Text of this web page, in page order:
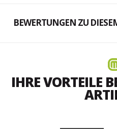
BEWERTUNGEN ZU
IHRE VORTEILE